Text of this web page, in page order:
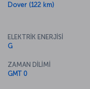
Dover (122 km)
ELEKTRİK ENERJİSİ
G
ZAMAN DİLİMİ
GMT 0